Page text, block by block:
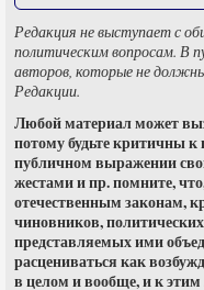
Редакция не выступает с
политическим вопросам. В
авторов, которые не
Редакции.
Любой материал может
потому будьте критичны
публичном выражении
жестами и пр. помните,
отечественным законам,
чиновников,
представляемых ими
расцениваться как
в целом и вообще, и к